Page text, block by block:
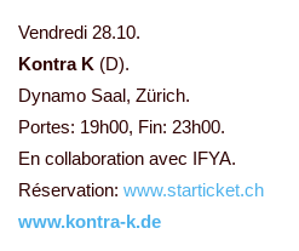
Vendredi 28.10.
Kontra K (D).
Dynamo Saal, Zürich.
Portes: 19h00, Fin: 23h00.
En collaboration avec IFYA.
Réservation: www.starticket.ch
www.kontra-k.de